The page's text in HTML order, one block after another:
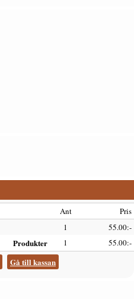
Ant
Pris
1 55.00:-
Produkter 1 55.00:-
Gå till kassan